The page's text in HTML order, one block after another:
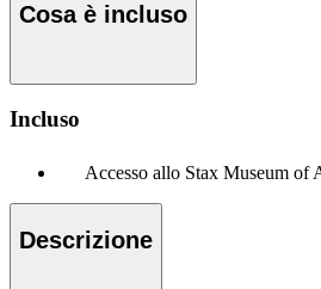
Cosa è incluso
Incluso
Accesso allo Stax Museum of
Descrizione